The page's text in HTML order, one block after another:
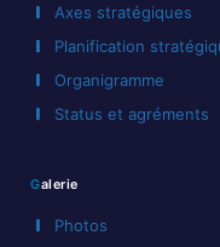
Axes stratégiques
Planification
Organigramme
Status et agréments
Galerie
Photos